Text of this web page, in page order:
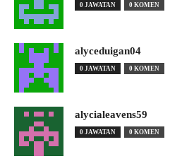
0 JAWATAN 0 KOMEN
alyceduigan04
0 JAWATAN 0 KOMEN
alycialeavens59
0 JAWATAN 0 KOMEN